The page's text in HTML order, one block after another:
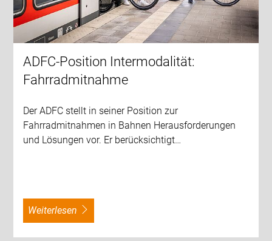
ADFC-Position Intermodalität:
Fahrradmitnahme
Der ADFC stellt in seiner Position zur
Fahrradmitnahmen in Bahnen Herausforderungen
und Lösungen vor. Er berücksichtigt…
weiterlesen